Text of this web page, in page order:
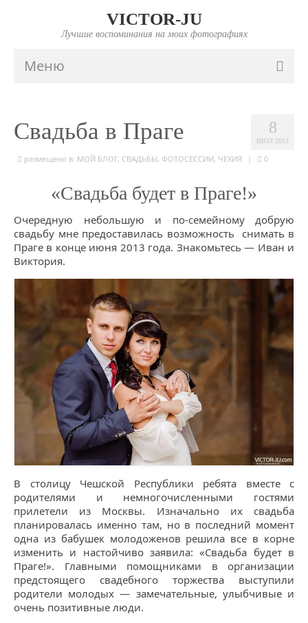
VICTOR-JU
Лучшие воспоминания на моих фотографиях
Меню
ПОРТФОЛИО
FAQ
ИНФО
ПРАЙС
КОНТАКТЫ
8
ИЮЛ 2013
Свадьба в Праге
размещено в: МОЙ БЛОГ, СВАДЬБЫ, ФОТОСЕССИИ, ЧЕХИЯ | 0
«Свадьба будет в Праге!»
Очередную небольшую и по-семейному добрую
свадьбу мне предоставилась возможность снимать в
Праге в конце июня 2013 года. Знакомьтесь — Иван и
Виктория.
В столицу Чешской Республики ребята вместе с
родителями и немногочисленными гостями
прилетели из Москвы. Изначально их свадьба
планировалась именно там, но в последний момент
одна из бабушек молодоженов решила все в корне
изменить и настойчиво заявила: «Свадьба будет в
Праге!». Главными помощниками в организации
предстоящего свадебного торжества выступили
родители молодых — замечательные, улыбчивые и
очень позитивные люди.